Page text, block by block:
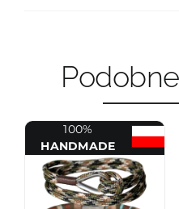
100%
HANDMADE